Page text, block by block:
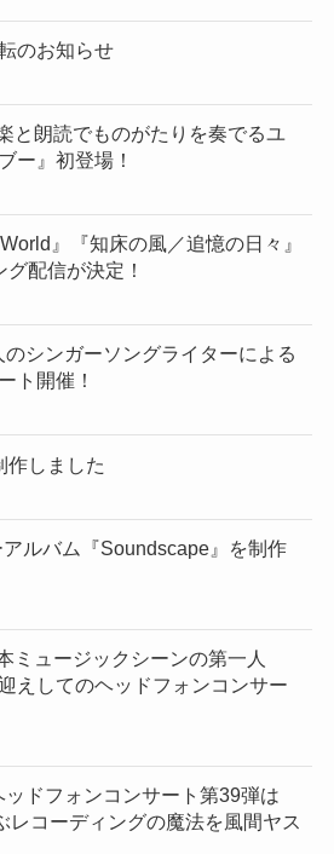
のお知らせ
と朗読でものがたりを奏でるユ
ー』初登場！
』『知床の風／追憶の日々』
配信が決定！
のシンガーソングライターによる
ト開催！
作しました
ルバム『Soundscape』を制作
ミュージックシーンの第一人
えしてのヘッドフォンコンサー
ッドフォンコンサート第39弾は
レコーディングの魔法を風間ヤス